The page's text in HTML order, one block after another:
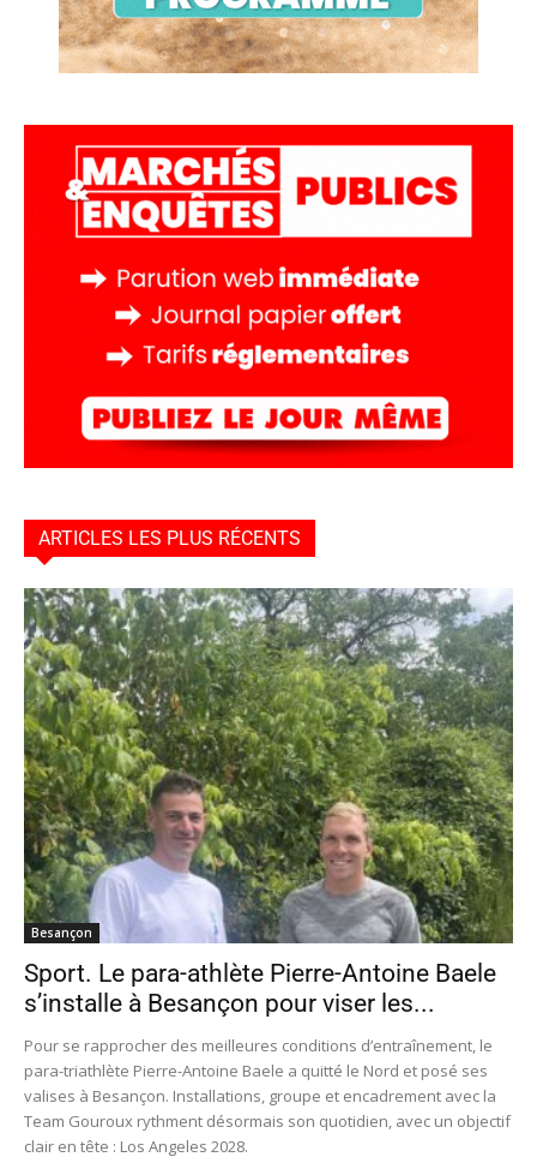
ARTICLES LES PLUS RÉCENTS
Besançon
Sport. Le para-athlète Pierre-Antoine Baele
s’installe à Besançon pour viser les...
Pour se rapprocher des meilleures conditions d’entraînement, le
para-triathlète Pierre-Antoine Baele a quitté le Nord et posé ses
valises à Besançon. Installations, groupe et encadrement avec la
Team Gouroux rythment désormais son quotidien, avec un objectif
clair en tête : Los Angeles 2028.